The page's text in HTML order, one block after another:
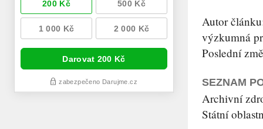
Autor
výzkumná
Poslední
SEZNAM
Archivní
Státní